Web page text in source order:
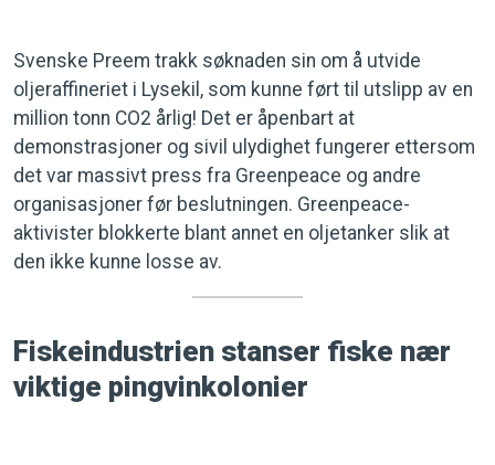
Svenske Preem trakk søknaden sin om å utvide
oljeraffineriet i Lysekil, som kunne ført til utslipp av en
million tonn CO2 årlig! Det er åpenbart at
demonstrasjoner og sivil ulydighet fungerer ettersom
det var massivt press fra Greenpeace og andre
organisasjoner før beslutningen. Greenpeace-
aktivister blokkerte blant annet en oljetanker slik at
den ikke kunne losse av.
Fiskeindustrien stanser fiske nær
viktige pingvinkolonier